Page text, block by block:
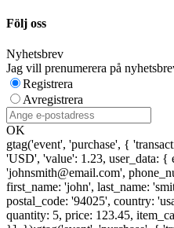
Följ oss
Nyhetsbrev
Jag vill prenumerera på
Registrera
Avregistrera
OK
gtag('event', 'purchase', {
'USD', 'value': 1.23, user_data: {
'johnsmith@email.com',
first_name: 'john', last_name:
postal_code: '94025', country:
quantity: 5, price: 123.45,